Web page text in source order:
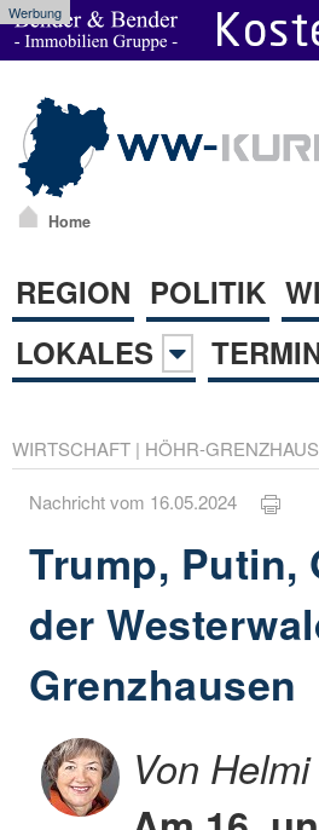
Werbung
Home
REGION POLITIK
LOKALES
WIRTSCHAFT | HÖHR-
Nachricht vom 16.05.2024
Trump, Putin,
der
Grenzhausen
Von